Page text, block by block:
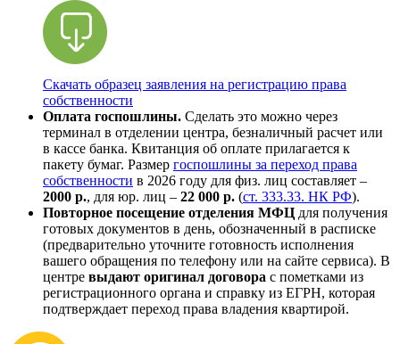
Скачать образец заявления на регистрацию права
собственности
Оплата госпошлины. Сделать это можно через
терминал в отделении центра, безналичный расчет или
в кассе банка. Квитанция об оплате прилагается к
пакету бумаг. Размер госпошлины за переход права
собственности в 2026 году для физ. лиц составляет –
2000 р., для юр. лиц – 22 000 р. (ст. 333.33. НК РФ).
Повторное посещение отделения МФЦ для получения
готовых документов в день, обозначенный в расписке
(предварительно уточните готовность исполнения
вашего обращения по телефону или на сайте сервиса). В
центре выдают оригинал договора с пометками из
регистрационного органа и справку из ЕГРН, которая
подтверждает переход права владения квартирой.